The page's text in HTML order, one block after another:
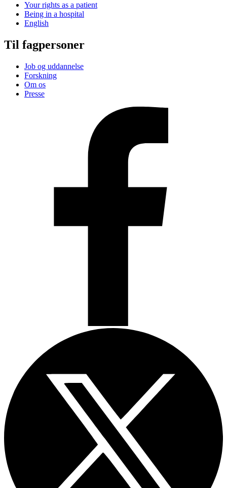
Your rights as a patient
Being in a hospital
English
Til fagpersoner
Job og uddannelse
Forskning
Om os
Presse